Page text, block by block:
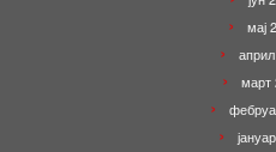
мај
март